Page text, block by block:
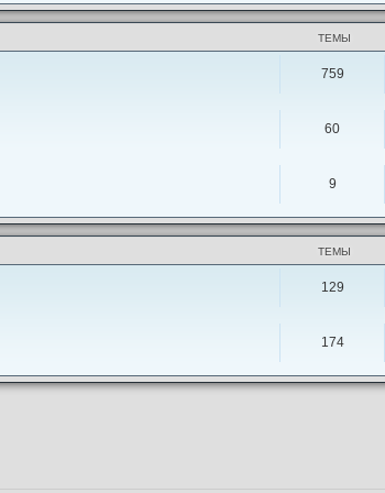
ТЕМЫ
759
60
9
ТЕМЫ
129
174